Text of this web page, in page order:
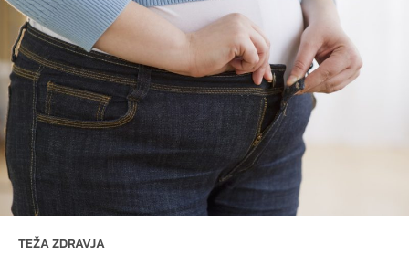
TEŽA ZDRAVJA